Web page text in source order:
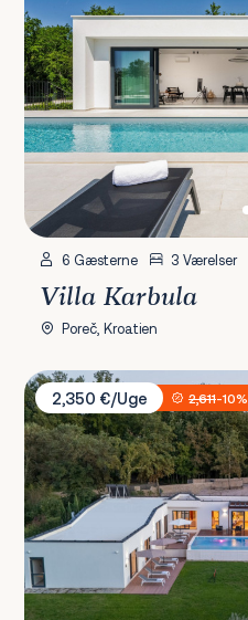
6 Gæsterne 3 Værelser
Villa Karbula
Poreč, Kroatien
Villa Istria Green
2,350 €/Uge
2,611-10%